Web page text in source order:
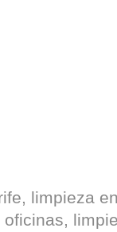
limpieza